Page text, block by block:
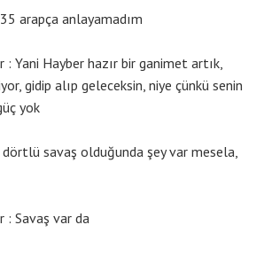
arapça anlayamadım
: Yani Hayber hazır bir ganimet artık,
gidip alıp geleceksin, niye çünkü senin
yok
dörtlü savaş olduğunda şey var mesela,
: Savaş var da